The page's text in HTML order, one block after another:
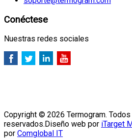
Conéctese
Nuestras redes sociales
Copyright © 2026 Termogram.
reservados. Diseño web por iTarget
por Comglobal IT